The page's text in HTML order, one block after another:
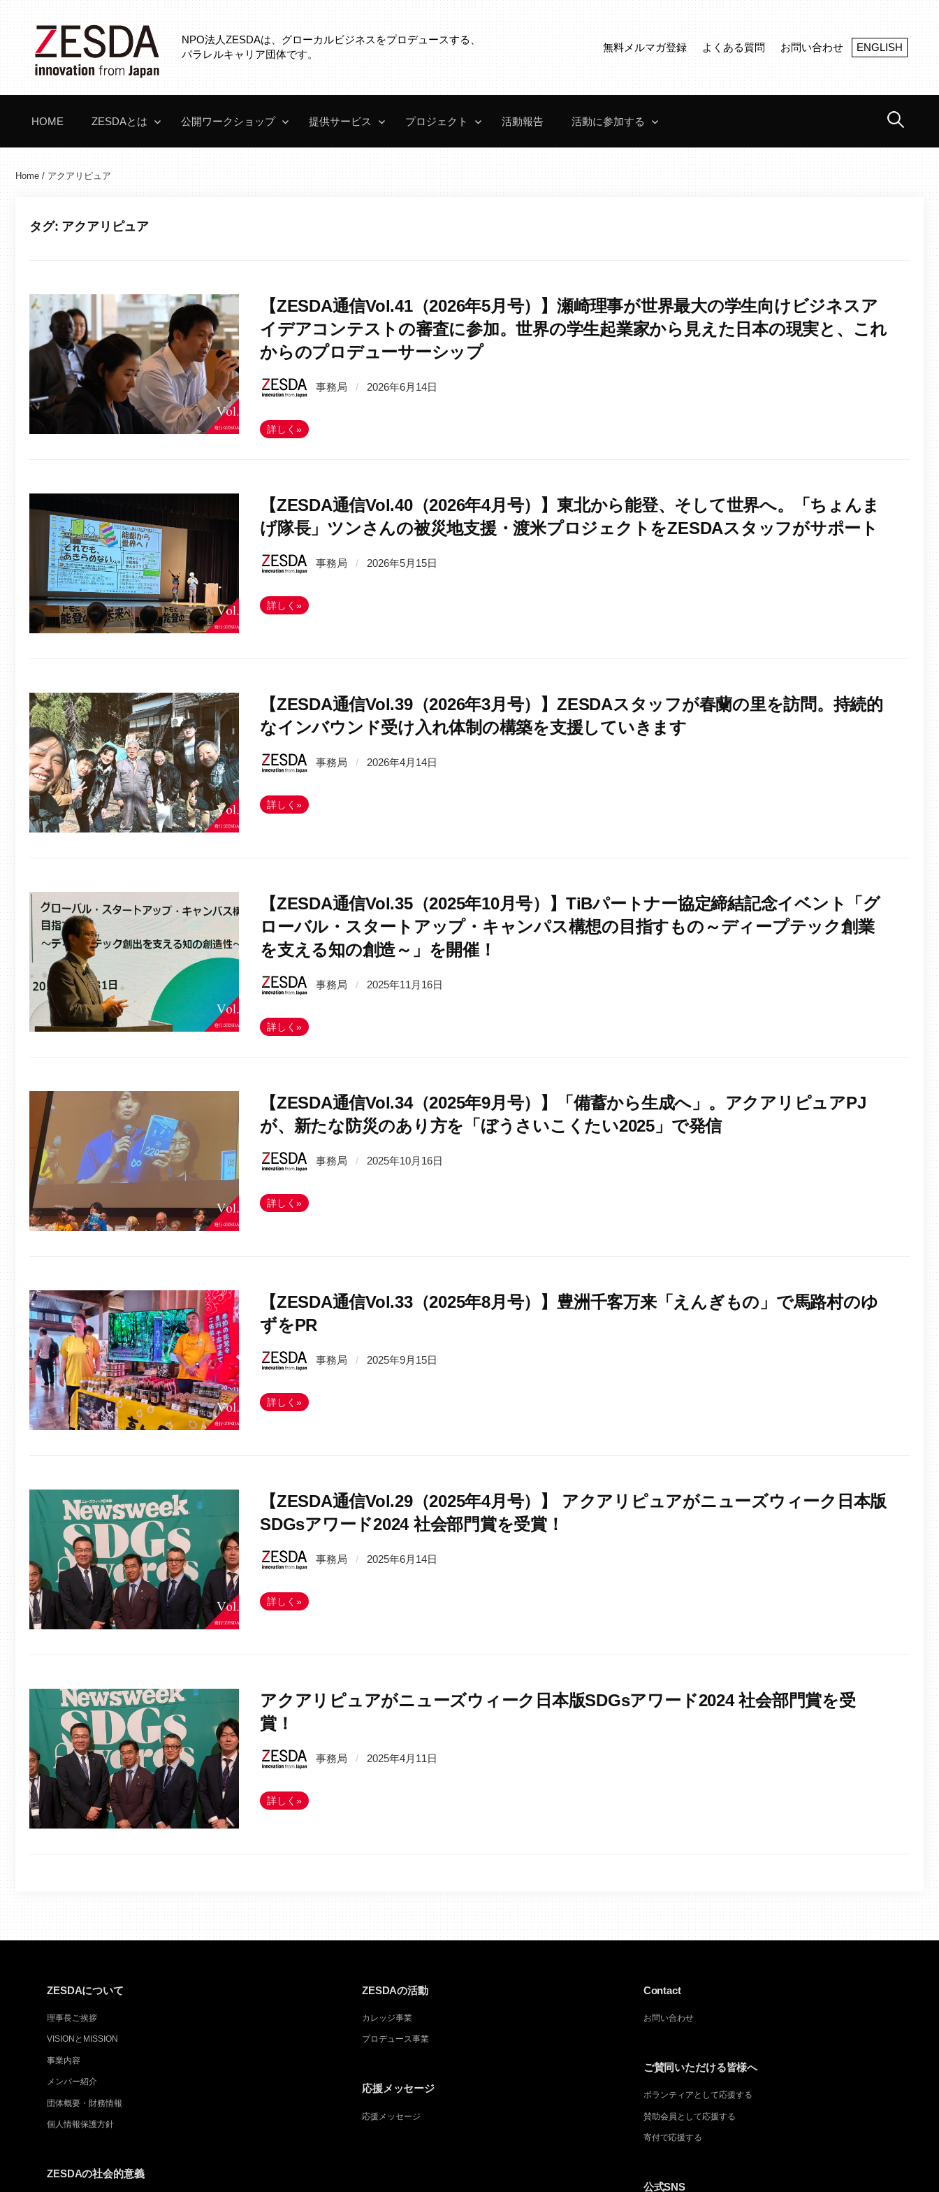
コ
ン
テ
ン
ツ
ッ
プ
NPO法人ZESDAは、グローカルビジネスをプロデュースする、
パラレルキャリア団体です。
無料メルマガ登録 よくある質問 お問い合わせ ENGLISH
HOME ZESDAとは 公開ワークショップ 提供サービス プロジェクト 活動報告 活動に参加する 検
索:
Home / アクアリピュア
タグ: アクアリピュア
【ZESDA通信Vol.41（2026年5月号）】瀬崎理事が世界最大の学生向けビジネスア
イデアコンテストの審査に参加。世界の学生起業家から見えた日本の現実と、これ
からのプロデューサーシップ
事務局 / 2026年6月14日
詳しく»
【ZESDA通信Vol.40（2026年4月号）】東北から能登、そして世界へ。「ちょんま
げ隊長」ツンさんの被災地支援・渡米プロジェクトをZESDAスタッフがサポート
事務局 / 2026年5月15日
詳しく»
【ZESDA通信Vol.39（2026年3月号）】ZESDAスタッフが春蘭の里を訪問。持続的
なインバウンド受け入れ体制の構築を支援していきます
事務局 / 2026年4月14日
詳しく»
【ZESDA通信Vol.35（2025年10月号）】TiBパートナー協定締結記念イベント「グ
ローバル・スタートアップ・キャンパス構想の目指すもの～ディープテック創業
を支える知の創造～」を開催！
事務局 / 2025年11月16日
詳しく»
【ZESDA通信Vol.34（2025年9月号）】「備蓄から生成へ」。アクアリピュアPJ
が、新たな防災のあり方を「ぼうさいこくたい2025」で発信
事務局 / 2025年10月16日
詳しく»
【ZESDA通信Vol.33（2025年8月号）】豊洲千客万来「えんぎもの」で馬路村のゆ
ずをPR
事務局 / 2025年9月15日
詳しく»
【ZESDA通信Vol.29（2025年4月号）】 アクアリピュアがニューズウィーク日本版
SDGsアワード2024 社会部門賞を受賞！
事務局 / 2025年6月14日
詳しく»
アクアリピュアがニューズウィーク日本版SDGsアワード2024 社会部門賞を受
賞！
事務局 / 2025年4月11日
詳しく»
ZESDAについて
理事長ご挨拶
VISIONとMISSION
事業内容
メンバー紹介
団体概要・財務情報
個人情報保護方針
ZESDAの社会的意義
ZESDAの活動
カレッジ事業
プロデュース事業
応援メッセージ
応援メッセージ
Contact
お問い合わせ
ご賛同いただける皆様へ
ボランティアとして応援する
賛助会員として応援する
寄付で応援する
公式SNS